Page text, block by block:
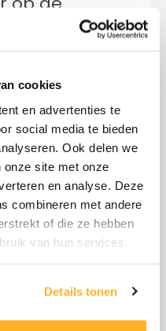
cookies
en advertenties te
social media te bieden
Ook delen we
onze site met onze
en analyse. Deze
combineren met andere
of die ze hebben
van hun services.
Details tonen
sluit
stopt
Wat
dat?